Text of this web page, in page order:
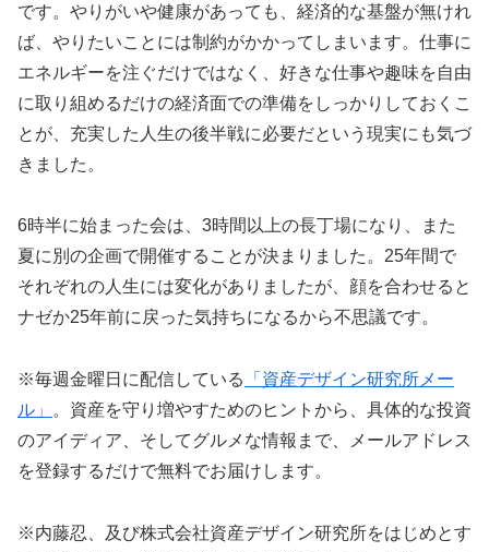
です。やりがいや健康があっても、経済的な基盤が無けれ
ば、やりたいことには制約がかかってしまいます。仕事に
エネルギーを注ぐだけではなく、好きな仕事や趣味を自由
に取り組めるだけの経済面での準備をしっかりしておくこ
とが、充実した人生の後半戦に必要だという現実にも気づ
きました。
6時半に始まった会は、3時間以上の長丁場になり、また
夏に別の企画で開催することが決まりました。25年間で
それぞれの人生には変化がありましたが、顔を合わせると
ナゼか25年前に戻った気持ちになるから不思議です。
※毎週金曜日に配信している
「資産デザイン研究所メー
ル」
。資産を守り増やすためのヒントから、具体的な投資
のアイディア、そしてグルメな情報まで、メールアドレス
を登録するだけで無料でお届けします。
※内藤忍、及び株式会社資産デザイン研究所をはじめとす